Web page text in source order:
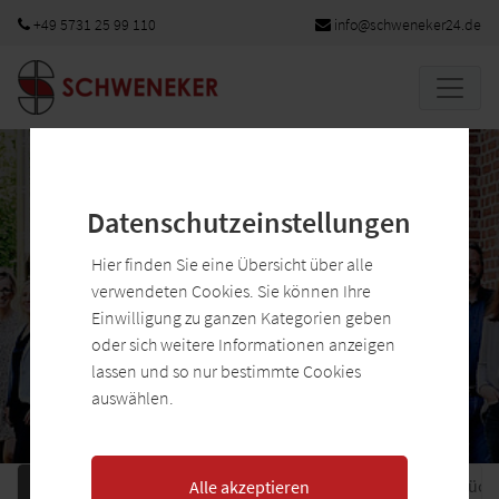
Zum Hauptinhalt springen
Datenschutzeinstellungen
Hier finden Sie eine Übersicht über alle
verwendeten Cookies. Sie können Ihre
Einwilligung zu ganzen Kategorien geben
oder sich weitere Informationen anzeigen
lassen und so nur bestimmte Cookies
auswählen.
Alle akzeptieren
Datenschutzeinstellungen
Hier finden Sie eine Übersicht über alle
verwendeten Cookies. Sie können Ihre
Einwilligung zu ganzen Kategorien geben
oder sich weitere Informationen anzeigen
lassen und so nur bestimmte Cookies
auswählen.
Alle akzeptieren
+49 5731 25 99 110 info@schweneker24.de
Slide 1 von 1
Immobilientyp Eigenschaften